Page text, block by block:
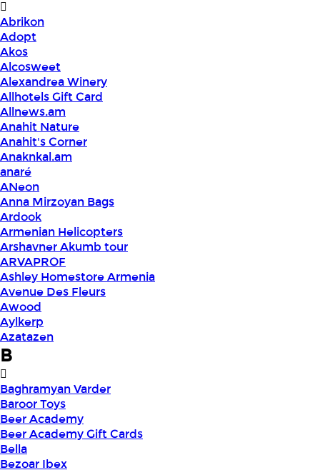
Abrikon
Adopt
Akos
Alcosweet
Alexandrea Winery
Allhotels Gift Card
Allnews.am
Anahit Nature
Anahit's Corner
Anaknkal.am
anaré
ANeon
Anna Mirzoyan Bags
Ardook
Armenian Helicopters
Arshavner Akumb tour
ARVAPROF
Ashley Homestore Armenia
Avenue Des Fleurs
Awood
Aylkerp
Azatazen
B
Baghramyan Varder
Baroor Toys
Beer Academy
Beer Academy Gift Cards
Bella
Bezoar Ibex